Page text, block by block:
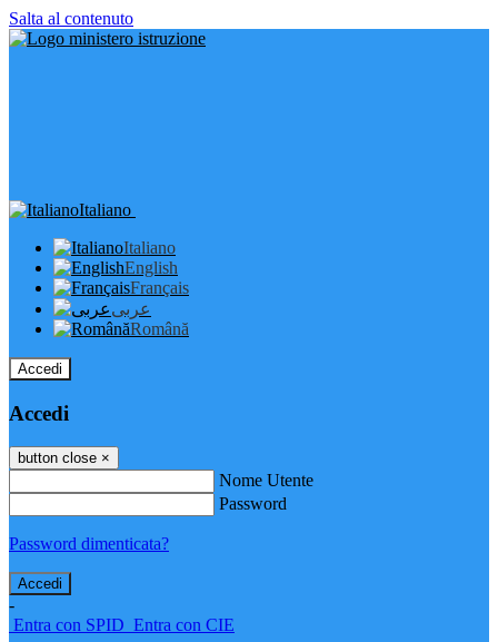
Salta al contenuto
Italiano
Italiano
English
Français
عربى
Română
Accedi
Accedi
button close ×
Nome Utente
Password
Password dimenticata?
-
Entra con SPID Entra con CIE